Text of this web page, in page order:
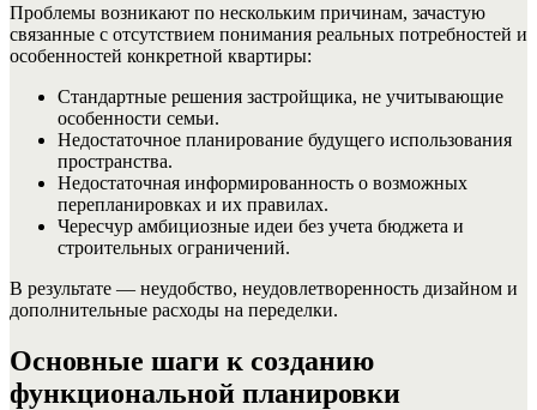
Проблемы возникают по нескольким причинам, зачастую
связанные с отсутствием понимания реальных потребностей и
особенностей конкретной квартиры:
Стандартные решения застройщика, не учитывающие
особенности семьи.
Недостаточное планирование будущего использования
пространства.
Недостаточная информированность о возможных
перепланировках и их правилах.
Чересчур амбициозные идеи без учета бюджета и
строительных ограничений.
В результате — неудобство, неудовлетворенность дизайном и
дополнительные расходы на переделки.
Основные шаги к созданию
функциональной планировки